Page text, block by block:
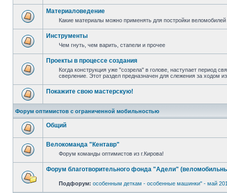
Материаловедение
Какие материалы можно применять для постройки
Инструменты
Чем гнуть, чем варить, стапели и прочее
Проекты в процессе создания
Когда конструкция уже "созрела" в голове, наступает период
сверление. Этот раздел предназначен для слежения за ходом
Покажите свою мастерскую!
Форум оптимистов с ограниченной мобильностью
Общий
Велокоманда "Кентавр"
Форум команды оптимистов из г.Кирова!
Форум благотворительного фонда "Адели"
Подфорум: особенным деткам - особенные машинки" - май